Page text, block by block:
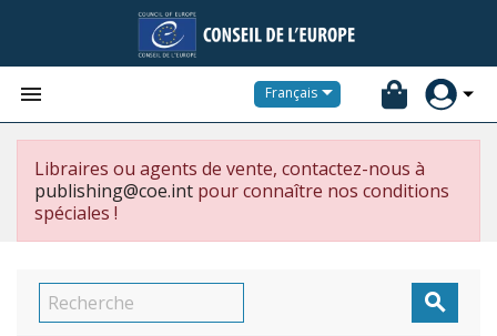
 Français
Libraires ou agents de vente, contactez-nous à
publishing@coe.int pour connaître nos conditions
spéciales !
